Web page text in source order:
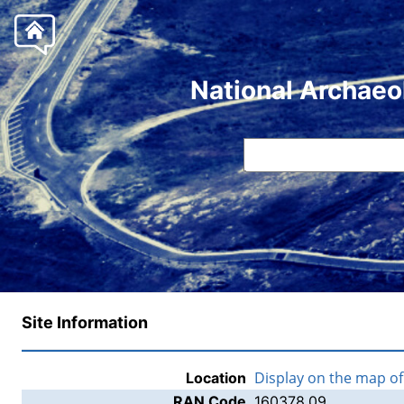
National
Site Information
Location Display on the map